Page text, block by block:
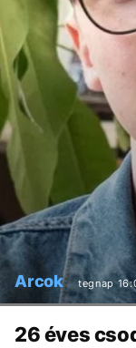
Arcok tegnap
26 éves